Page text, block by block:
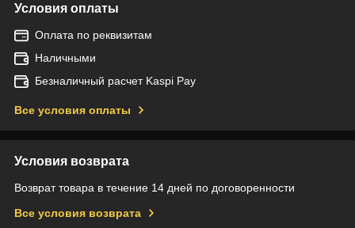
Условия оплаты
Оплата по реквизитам
Наличными
Безналичный расчет Kaspi Pay
Все условия оплаты
Условия возврата
Возврат товара в течение 14 дней по договоренности
Все условия возврата